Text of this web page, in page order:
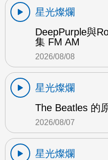
星光燦爛
DeepPurple與
集 FM AM
2026/08/08
星光燦爛
The Beatles 的
2026/08/07
星光燦爛